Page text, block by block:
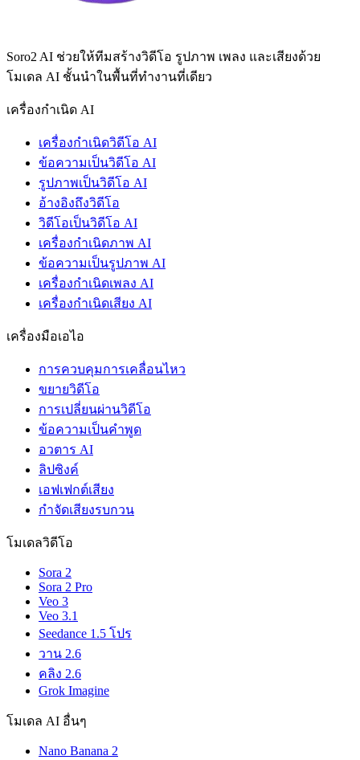
Soro2 AI ช่วยให้ทีมสร้างวิดีโอ รูปภาพ เพลง และเสียงด้วย
โมเดล AI ชั้นนำในพื้นที่ทำงานที่เดียว
เครื่องกำเนิด AI
เครื่องกำเนิดวิดีโอ AI
ข้อความเป็นวิดีโอ AI
รูปภาพเป็นวิดีโอ AI
อ้างอิงถึงวิดีโอ
วิดีโอเป็นวิดีโอ AI
เครื่องกำเนิดภาพ AI
ข้อความเป็นรูปภาพ AI
เครื่องกำเนิดเพลง AI
เครื่องกำเนิดเสียง AI
เครื่องมือเอไอ
การควบคุมการเคลื่อนไหว
ขยายวิดีโอ
การเปลี่ยนผ่านวิดีโอ
ข้อความเป็นคำพูด
อวตาร AI
ลิปซิงค์
เอฟเฟกต์เสียง
กำจัดเสียงรบกวน
โมเดลวิดีโอ
Sora 2
Sora 2 Pro
Veo 3
Veo 3.1
Seedance 1.5 โปร
วาน 2.6
คลิง 2.6
Grok Imagine
โมเดล AI อื่นๆ
Nano Banana 2